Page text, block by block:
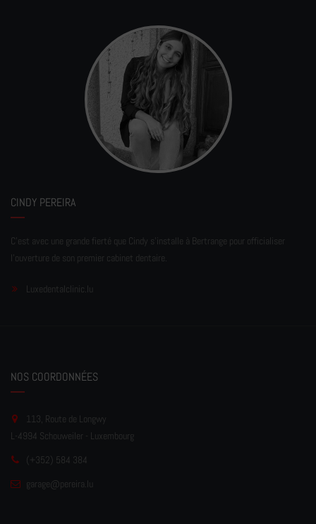
CINDY PEREIRA
C'est avec une grande fierté que Cindy s'installe à Bertrange pour officialiser
l'ouverture de son premier cabinet dentaire.
Luxedentalclinic.lu
NOS COORDONNÉES
113, Route de Longwy
L-4994 Schouweiler - Luxembourg
(+352) 584 384
garage@pereira.lu